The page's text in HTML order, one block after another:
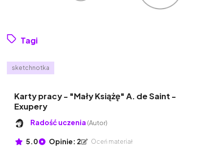
Tagi
sketchnotka
Karty pracy - "Mały Książę" A. de Saint -
Exupery
Radość uczenia (Autor)
5.0 Opinie: 2 Oceń materiał